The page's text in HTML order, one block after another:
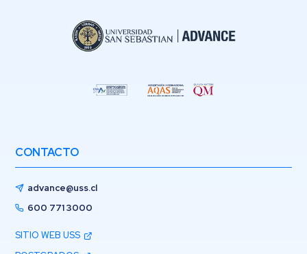
CONTACTO
advance@uss.cl
600 771 3000
SITIO WEB USS